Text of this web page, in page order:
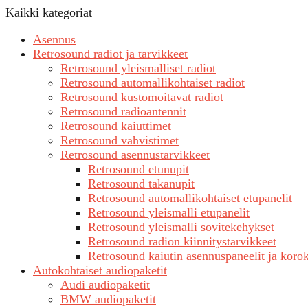
Kaikki kategoriat
Asennus
Retrosound radiot ja tarvikkeet
Retrosound yleismalliset radiot
Retrosound automallikohtaiset radiot
Retrosound kustomoitavat radiot
Retrosound radioantennit
Retrosound kaiuttimet
Retrosound vahvistimet
Retrosound asennustarvikkeet
Retrosound etunupit
Retrosound takanupit
Retrosound automallikohtaiset etupanelit
Retrosound yleismalli etupanelit
Retrosound yleismalli sovitekehykset
Retrosound radion kiinnitystarvikkeet
Retrosound kaiutin asennuspaneelit ja
Autokohtaiset audiopaketit
Audi audiopaketit
BMW audiopaketit